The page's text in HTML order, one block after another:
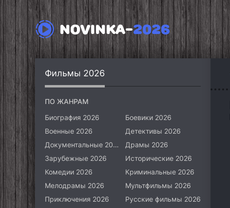
NOVINKA-2026
Фильмы 2026
ПО ЖАНРАМ
Биография 2026
Боевики 2026
Военные 2026
Детективы 2026
Документальные 2026
Драмы 2026
Зарубежные 2026
Исторические 2026
Комедии 2026
Криминальные 2026
Мелодрамы 2026
Мультфильмы 2026
Приключения 2026
Русские фильмы 2026